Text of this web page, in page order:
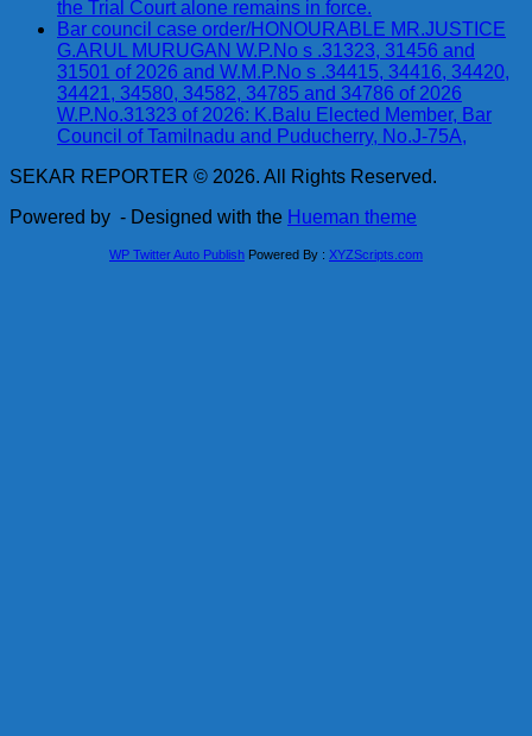
the Trial Court alone remains in force.
Bar council case order/HONOURABLE MR.JUSTICE
G.ARUL MURUGAN W.P.No s .31323, 31456 and
31501 of 2026 and W.M.P.No s .34415, 34416, 34420,
34421, 34580, 34582, 34785 and 34786 of 2026
W.P.No.31323 of 2026: K.Balu Elected Member, Bar
Council of Tamilnadu and Puducherry, No.J-75A,
SEKAR REPORTER © 2026. All Rights Reserved.
Powered by - Designed with the Hueman theme
WP Twitter Auto Publish Powered By : XYZScripts.com